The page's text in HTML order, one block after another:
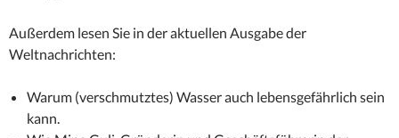
Außerdem lesen Sie in der aktuellen Ausgabe der
Weltnachrichten:
Warum (verschmutztes) Wasser auch lebensgefährlich sein
kann.